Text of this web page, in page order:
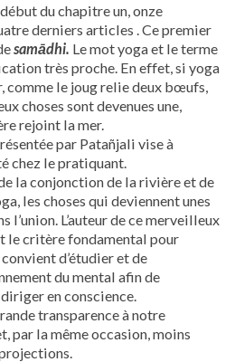
du chapitre un, onze
derniers articles . Ce premier
samādhi. Le mot yoga et le terme
très proche. En effet, si yoga
comme le joug relie deux bœufs,
choses sont devenues une,
rejoint la mer.
par Patañjali vise à
chez le pratiquant.
la conjonction de la rivière et de
les choses qui deviennent unes
l’union. L’auteur de ce merveilleux
le critère fondamental pour
d’étudier et de
du mental afin de
en conscience.
transparence à notre
par la même occasion, moins